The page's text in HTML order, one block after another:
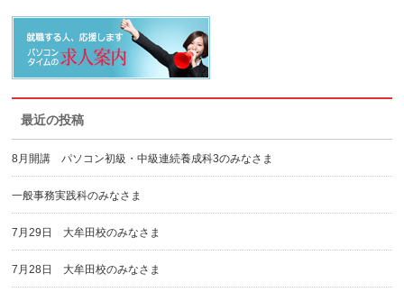
最近の投稿
8月開講 パソコン初級・中級連続養成科3のみなさま
一般事務実践科のみなさま
7月29日 大牟田校のみなさま
7月28日 大牟田校のみなさま